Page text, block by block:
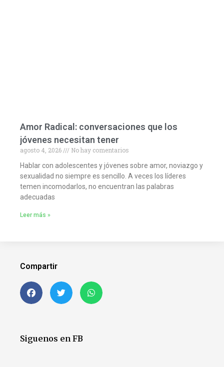
Amor Radical: conversaciones que los
jóvenes necesitan tener
agosto 4, 2026
No hay comentarios
Hablar con adolescentes y jóvenes sobre amor, noviazgo y
sexualidad no siempre es sencillo. A veces los líderes
temen incomodarlos, no encuentran las palabras
adecuadas
Leer más »
Compartir
Siguenos en FB